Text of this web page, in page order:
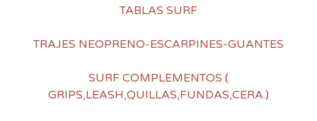
TABLAS SURF
TRAJES NEOPRENO-ESCARPINES-GUANTES
SURF COMPLEMENTOS (
GRIPS,LEASH,QUILLAS,FUNDAS,CERA.)